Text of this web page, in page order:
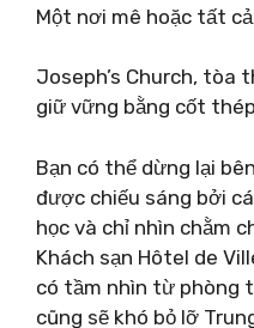
Một nơi mê hoặc tất
Joseph’s Church, tòa
giữ vững bằng cốt
Bạn có thể dừng lại
được chiếu sáng bởi
học và chỉ nhìn chằm
Khách sạn Hôtel de
có tầm nhìn từ phòng
cũng sẽ khó bỏ lỡ